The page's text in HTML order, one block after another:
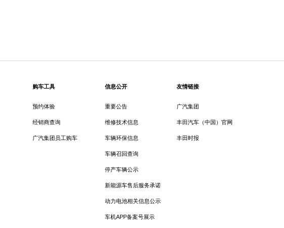
购车工具
预约体验
经销商查询
广汽集团员工购车
信息公开
重要公告
维修技术信息
车辆环保信息
车辆召回查询
停产车辆公示
新能源车售后服务承诺
动力电池相关信息公示
车机APP备案号展示
友情链接
广汽集团
丰田汽车（中国）官网
丰田时报